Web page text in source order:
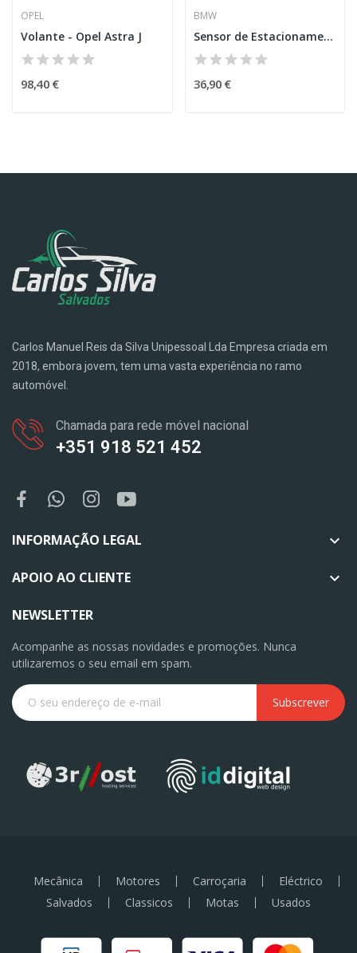
OPEL
Volante - Opel Astra J
98,40 €
BMW
Sensor de Estacionamento – BMW 3 (F30, F80)
36,90 €
Carlos Manuel Reis da Silva Unipessoal Lda Empresa criada em
2018, embora jovem, tem uma vasta experiência no ramo
automóvel.
Chamada para rede móvel nacional
+351 918 521 452
INFORMAÇÃO LEGAL 
APOIO AO CLIENTE 
NEWSLETTER
Acompanhe as nossas novidades e promoções. Nunca
utilizaremos o seu email em spam.
Subscrever
Mecânica Motores Carroçaria
Eléctrico
Salvados
Classicos Motas Usados